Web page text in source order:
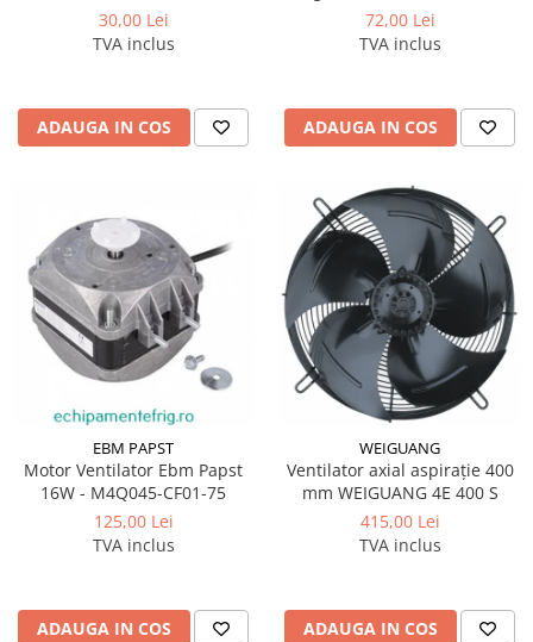
30,00 Lei
TVA inclus
ADAUGA IN COS
72,00 Lei
TVA inclus
ADAUGA IN COS
EBM PAPST
Motor Ventilator Ebm Papst
16W - M4Q045-CF01-75
125,00 Lei
TVA inclus
ADAUGA IN COS
WEIGUANG
Ventilator axial aspirație 400
mm WEIGUANG 4E 400 S
415,00 Lei
TVA inclus
ADAUGA IN COS